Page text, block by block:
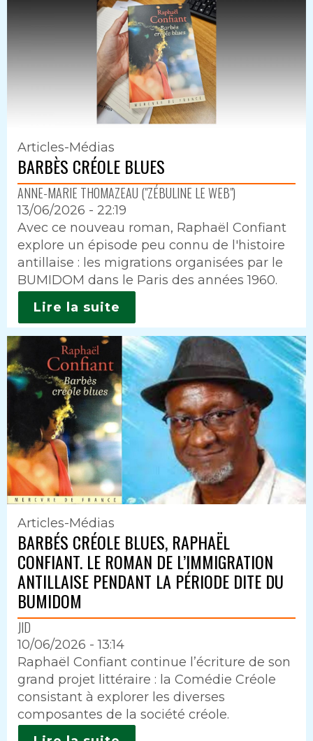
Articles-Médias
BARBÈS CRÉOLE BLUES
ANNE-MARIE THOMAZEAU ("ZÉBULINE LE WEB")
13/06/2026 - 22:19
Intro
Avec ce nouveau roman, Raphaël Confiant
explore un épisode peu connu de l'histoire
antillaise : les migrations organisées par le
BUMIDOM dans le Paris des années 1960.
Lire la suite
Articles-Médias
BARBÉS CRÉOLE BLUES, RAPHAËL
CONFIANT. LE ROMAN DE L’IMMIGRATION
ANTILLAISE PENDANT LA PÉRIODE DITE DU
BUMIDOM
JID
10/06/2026 - 13:14
Intro
Raphaël Confiant continue l’écriture de son
grand projet littéraire : la Comédie Créole
consistant à explorer les diverses
composantes de la société créole.